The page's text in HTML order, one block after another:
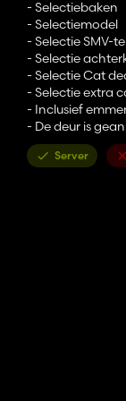
- Selectiebaken
- Selectiemodel
- Selectie SMV-
- Selectie
- Selectie Cat
- Selectie extra
- Inclusief
- De deur is
Server